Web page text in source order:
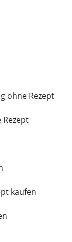
ohne Rezept
Rezept
kaufen